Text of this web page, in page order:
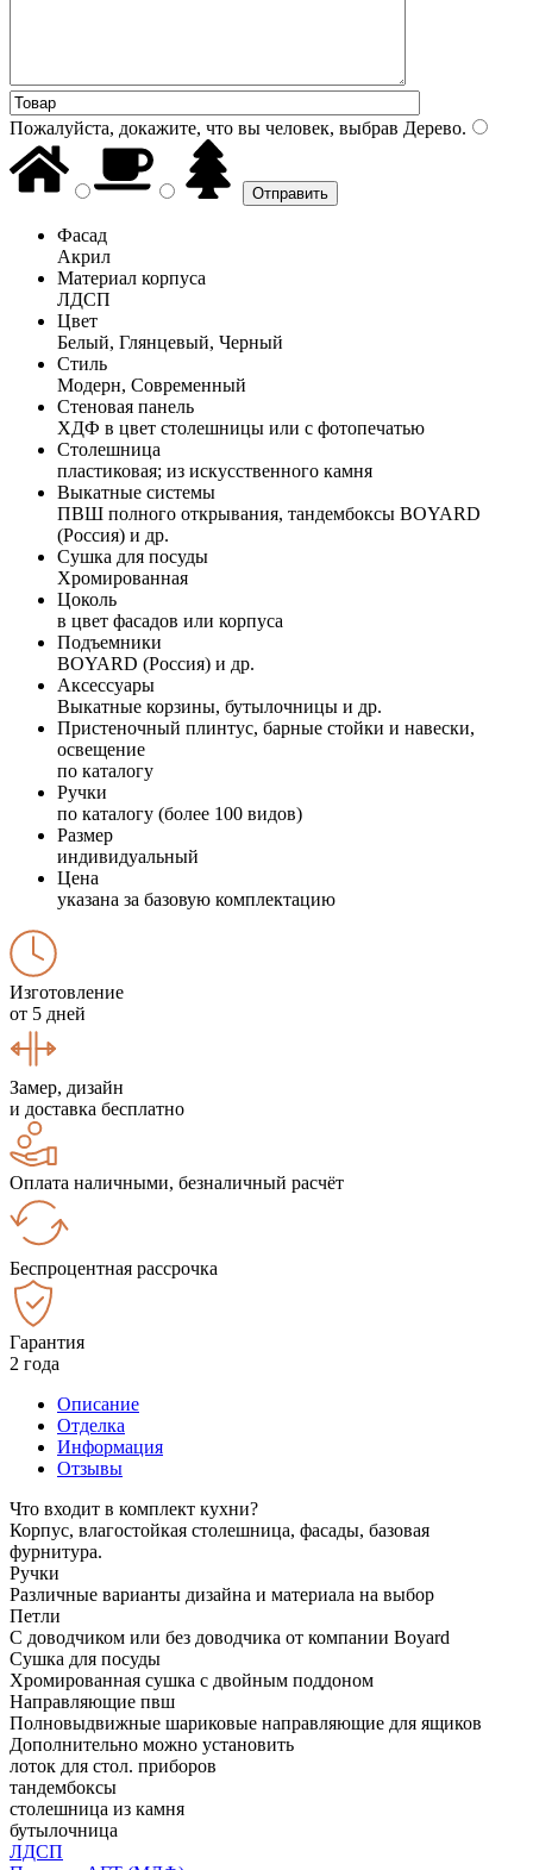
Пожалуйста, докажите, что вы человек, выбрав Дерево.
Фасад
Акрил
Материал корпуса
ЛДСП
Цвет
Белый, Глянцевый, Черный
Стиль
Модерн, Современный
Стеновая панель
ХДФ в цвет столешницы или с фотопечатью
Столешница
пластиковая; из искусственного камня
Выкатные системы
ПВШ полного открывания, тандембоксы BOYARD
(Россия) и др.
Сушка для посуды
Хромированная
Цоколь
в цвет фасадов или корпуса
Подъемники
BOYARD (Россия) и др.
Аксессуары
Выкатные корзины, бутылочницы и др.
Пристеночный плинтус, барные стойки и навески,
освещение
по каталогу
Ручки
по каталогу (более 100 видов)
Размер
индивидуальный
Цена
указана за базовую комплектацию
Изготовление
от 5 дней
Замер, дизайн
и доставка бесплатно
Оплата наличными, безналичный расчёт
Беспроцентная рассрочка
Гарантия
2 года
Описание
Отделка
Информация
Отзывы
Что входит в комплект кухни?
Корпус, влагостойкая столешница, фасады, базовая
фурнитура.
Ручки
Различные варианты дизайна и материала на выбор
Петли
С доводчиком или без доводчика от компании Boyard
Сушка для посуды
Хромированная сушка с двойным поддоном
Направляющие пвш
Полновыдвижные шариковые направляющие для ящиков
Дополнительно можно установить
лоток для стол. приборов
тандембоксы
столешница из камня
бутылочница
ЛДСП